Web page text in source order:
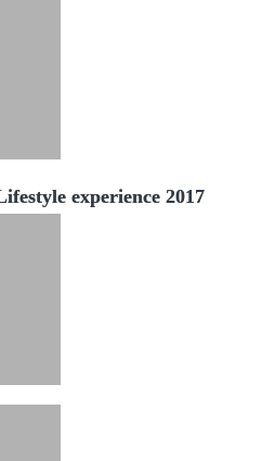
experience 2017